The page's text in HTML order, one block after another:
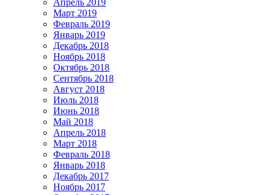
Март 2019
Февраль 2019
Январь 2019
Декабрь 2018
Ноябрь 2018
Октябрь 2018
Сентябрь 2018
Август 2018
Июль 2018
Июнь 2018
Май 2018
Апрель 2018
Март 2018
Февраль 2018
Январь 2018
Декабрь 2017
Ноябрь 2017